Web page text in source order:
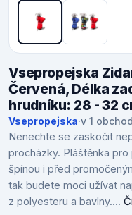
Vsepropejska
Červená, Délka
hrudníku: 28 - 32
Vsepropejska·v 1
Nenechte se zaskočit
procházky. Pláštěnka
špínou i před
tak budete moci užívat
z polyesteru a bavlny....